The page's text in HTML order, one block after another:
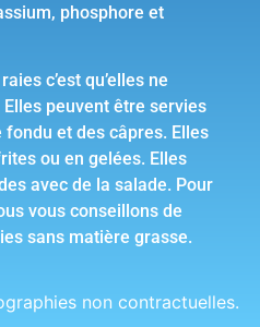
phosphore et
c’est qu’elles ne
Elles peuvent être servies
et des câpres. Elles
ou en gelées. Elles
avec de la salade. Pour
vous conseillons de
sans matière grasse.
non contractuelles.